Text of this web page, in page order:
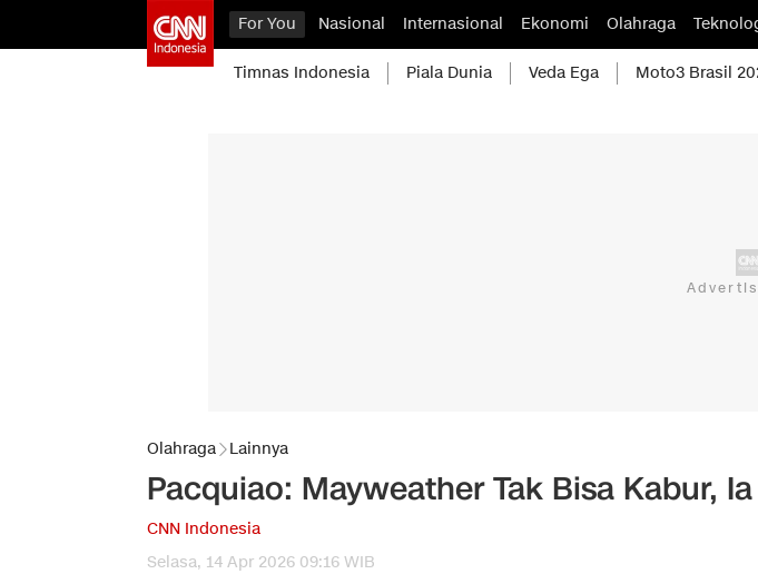
For You Nasional Internasional Ekonomi Olahraga
Timnas Indonesia Piala Dunia Veda Ega Moto3 Brasil
Olahraga Lainnya
Pacquiao: Mayweather Tak Bisa Kabur,
CNN Indonesia
Selasa, 14 Apr 2026 09:16 WIB